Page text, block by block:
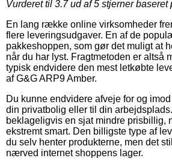
Vurderet til 3.7ud af 5 stjerner baseret
En lang række online virksomheder
flere leveringsudgaver. En af de
pakkeshoppen, som gør det muligt at
når du har lyst. Fragtmetoden er altså
typisk endvidere den mest letkøbte
af G&G ARP9 Amber.
Du kunne endvidere afveje for og
din privatbolig eller til din
beklageligvis en sjat mindre prisbillig,
ekstremt smart. Den billigste type af
du selv henter produkterne, men det
nærved internet shoppens lager.